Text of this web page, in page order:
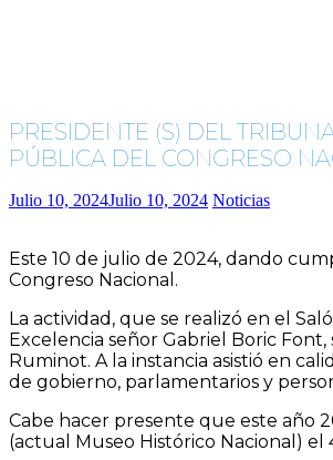
PRESIDENTE (S) DEL
PÚBLICA DEL CONGRESO
Julio 10, 2024Julio 10, 2024 Noticias
Este 10 de julio de 2024, dando
Congreso Nacional.
La actividad, que se realizó en el
Excelencia señor Gabriel Boric
Ruminot. A la instancia asistió en
de gobierno, parlamentarios y
Cabe hacer presente que este año
(actual Museo Histórico Nacional) el